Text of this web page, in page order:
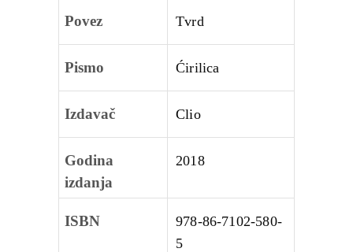
Povez Tvrd
Pismo Ćirilica
Izdavač Clio
Godina
izdanja
2018
ISBN
978-86-7102-580-
5